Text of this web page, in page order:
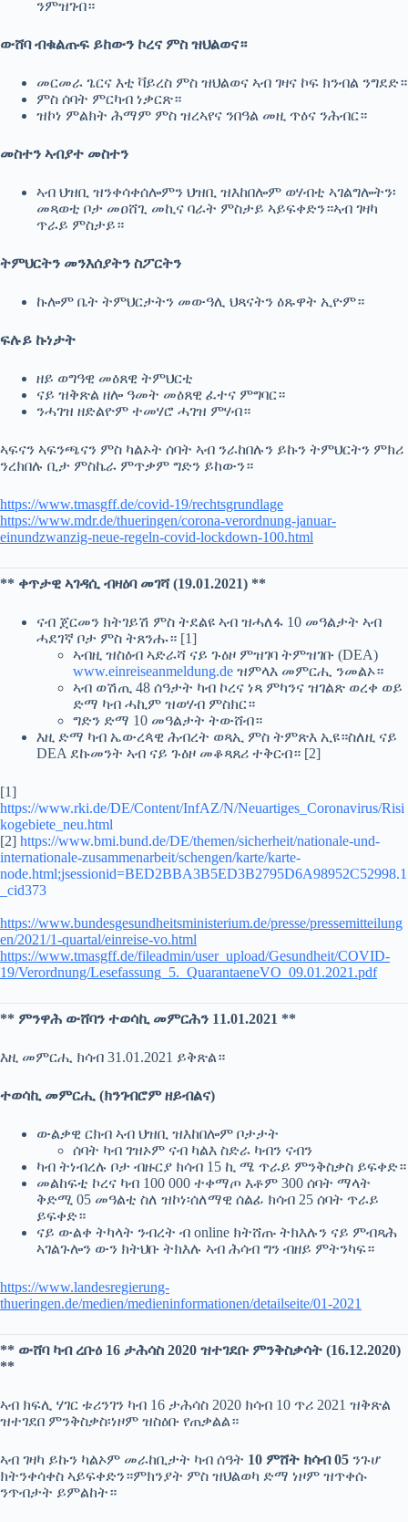
ንምዝገብ።
ውሸባ ብቁልጡፍ ይከውን ኮረና ምስ ዝህልወና።
መርመራ ጌርና እቲ ቫይረስ ምስ ዝህልወና ኣብ ገዛና ኮፍ ክንብል ንግደድ።
ምስ ሰባት ምርካብ ነቃርጽ።
ዝኮነ ምልክት ሕማም ምስ ዝረኣየና ንበዓል መዚ ጥዕና ንሕብር።
መስተን ኣብያተ መስተን
ኣብ ህዝቢ ዝንቀሳቀሰሎምን ህዝቢ ዝእከበሎም ወሃብቲ ኣገልግሎትን፡
መጻወቲ ቦታ መዐሸጊ መኪና ባራት ምስታይ ኣይፍቀድን።ኣብ ገዛካ
ጥራይ ምስታይ።
ትምህርትን መንእሰያትን ስፖርትን
ኩሎም ቤት ትምህርታትን መውዓሊ ህጻናትን ዕጹዋት ኢዮም።
ፍሉይ ኩነታት
ዘይ ወግዓዊ መዕጸዊ ትምህርቲ
ናይ ዝቅጽል ዘሎ ዓመት መዕጸዊ ፈተና ምግባር።
ንሓገዝ ዘድልዮም ተመሃሮ ሓገዝ ምሃብ።
ኣፍናን ኣፍንጫናን ምስ ካልኦት ሰባት ኣብ ንራከበሉን ይኩን ትምህርትን ምክሪ
ንረክበሉ ቢታ ምስኬራ ምጥቃም ግድን ይከውን።
https://www.tmasgff.de/covid-19/rechtsgrundlage
https://www.mdr.de/thueringen/corona-verordnung-januar-
einundzwanzig-neue-regeln-covid-lockdown-100.html
** ቀጥታዊ ኣገዳሲ ብዛዕባ መገሻ (19.01.2021) **
ናብ ጀርመን ክትገይሽ ምስ ትደልዩ ኣብ ዝሓለፋ 10 መዓልታት ኣብ
ሓደገኛ ቦታ ምስ ትጸንሑ። [1]
ኣብዚ ዝስዕብ ኣድራሻ ናይ ጉዕዞ ምዝገባ ትምዝገቡ (DEA)
www.einreiseanmeldung.de ዝምላእ መምርሒ ንመልኦ።
ኣብ ወሽጢ 48 ሰዓታት ካብ ኮረና ነጻ ምካንና ዝገልጽ ወረቀ ወይ
ድማ ካብ ሓኪም ዝወሃብ ምስክር።
ግድን ድማ 10 መዓልታት ትውሸብ።
እዚ ድማ ካብ ኤውረጳዊ ሕብረት ወጻኢ ምስ ትምጽእ ኢዩ።ስለዚ ናይ
DEA ደኩመንት ኣብ ናይ ጉዕዞ መቆጻጸሪ ተቅርብ። [2]
[1]
https://www.rki.de/DE/Content/InfAZ/N/Neuartiges_Coronavirus/Risi
kogebiete_neu.html
[2] https://www.bmi.bund.de/DE/themen/sicherheit/nationale-und-
internationale-zusammenarbeit/schengen/karte/karte-
node.html;jsessionid=BED2BBA3B5ED3B2795D6A98952C52998.1
_cid373
https://www.bundesgesundheitsministerium.de/presse/pressemitteilung
en/2021/1-quartal/einreise-vo.html
https://www.tmasgff.de/fileadmin/user_upload/Gesundheit/COVID-
19/Verordnung/Lesefassung_5._QuarantaeneVO_09.01.2021.pdf
** ምንዋሕ ውሸባን ተወሳኪ መምርሕን 11.01.2021 **
እዚ መምርሒ ክሳብ 31.01.2021 ይቅጽል።
ተወሳኪ መምርሒ (ክንገብሮም ዘይብልና)
ውልቃዊ ርክብ ኣብ ህዝቢ ዝእከበሎም ቦታታት
ሰባት ካብ ገዝኦም ናብ ካልእ ስድራ ካብን ናብን
ካብ ትነብረሉ ቦታ ብዙርያ ክሳብ 15 ኪ ሜ ጥራይ ምንቅስቃስ ይፍቀድ።
መልከፍቲ ኮረና ካብ 100 000 ተቀማጦ እቶም 300 ሰባት ማላት
ቅድሚ 05 መዓልቲ ስለ ዝኮነ፡ሰለማዊ ሰልፊ ክሳብ 25 ሰባት ጥራይ
ይፍቀድ።
ናይ ውልቀ ትካላት ንብረት ብ online ክትሸጡ ትክእሉን ናይ ምብጻሕ
ኣገልጉሎን ውን ክትህቡ ትክእሉ ኣብ ሕሳብ ግን ብዘይ ምትንካፍ።
https://www.landesregierung-
thueringen.de/medien/medieninformationen/detailseite/01-2021
** ውሸባ ካብ ረቡዕ 16 ታሕሳስ 2020 ዝተገደቡ ምንቅስቃሳት (16.12.2020)
**
ኣብ ክፍሊ ሃገር ቱሪንገን ካብ 16 ታሕሳስ 2020 ክሳብ 10 ጥሪ 2021 ዝቅጽል
ዝተገደበ ምንቅስቃስ፡ነዞም ዝስዕቡ የጠቃልል።
ኣብ ገዛካ ይኩን ካልኦም መራከቢታት ካብ ሰዓት 10 ምሸት ክሳብ 05 ንጉሆ
ክትንቀሳቀስ ኣይፍቀድን።ምክንያት ምስ ዝህልወካ ድማ ነዞም ዝጥቀሱ
ንጥብታት ይምልከት።